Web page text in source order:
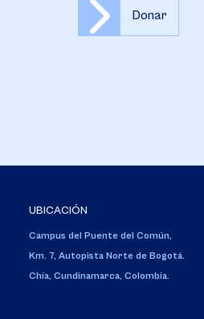
Donar
UBICACIÓN
Campus del Puente del Común,
Km. 7, Autopista Norte de Bogotá.
Chía, Cundinamarca, Colombia.